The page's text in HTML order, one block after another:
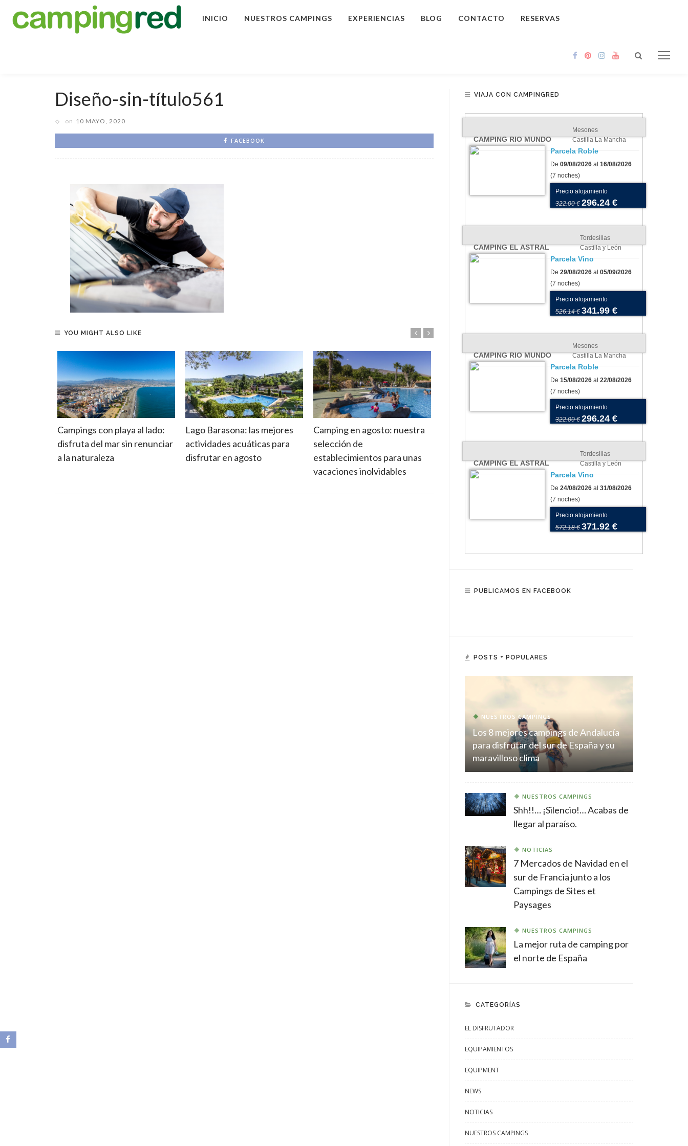
INICIO NUESTROS CAMPINGS EXPERIENCIAS BLOG CONTACTO RESERVAS
Diseño-sin-título561
on 10 MAYO, 2020
FACEBOOK
YOU MIGHT ALSO LIKE
Campings con playa al lado:
disfruta del mar sin renunciar
a la naturaleza
Lago Barasona: las mejores
actividades acuáticas para
disfrutar en agosto
Camping en agosto: nuestra
selección de
establecimientos para unas
vacaciones inolvidables
caravana: cómo elegir el más
adecuado para tu camping
conoce Santiago de
Compostela en todo su
esplendor
VIAJA CON CAMPINGRED
CAMPING RIO MUNDO
Mesones
Castilla La Mancha
Parcela Roble
De 09/08/2026 al 16/08/2026
(7 noches)
Precio alojamiento
322.00 € 296.24 €
CAMPING EL ASTRAL
Tordesillas
Castilla y León
Parcela Vino
De 29/08/2026 al 05/09/2026
(7 noches)
Precio alojamiento
526.14 € 341.99 €
CAMPING RIO MUNDO
Mesones
Castilla La Mancha
Parcela Roble
De 15/08/2026 al 22/08/2026
(7 noches)
Precio alojamiento
322.00 € 296.24 €
CAMPING EL ASTRAL
Tordesillas
Castilla y León
Parcela Vino
De 24/08/2026 al 31/08/2026
(7 noches)
Precio alojamiento
572.18 € 371.92 €
PUBLICAMOS EN FACEBOOK
POSTS + POPULARES
NUESTROS CAMPINGS
Los 8 mejores campings de Andalucía
para disfrutar del sur de España y su
maravilloso clima
NUESTROS CAMPINGS
Shh!!… ¡Silencio!… Acabas de
llegar al paraíso.
NOTICIAS
7 Mercados de Navidad en el
sur de Francia junto a los
Campings de Sites et
Paysages
NUESTROS CAMPINGS
La mejor ruta de camping por
el norte de España
CATEGORÍAS
EL DISFRUTADOR
EQUIPAMIENTOS
EQUIPMENT
NEWS
NOTICIAS
NUESTROS CAMPINGS